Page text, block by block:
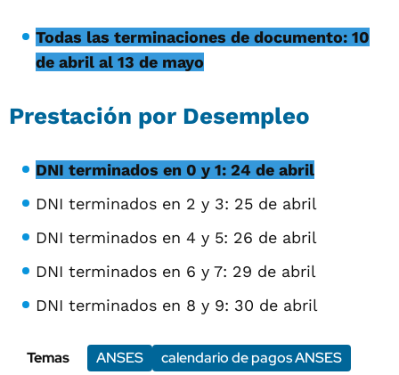
Todas las terminaciones de documento: 10
de abril al 13 de mayo
Prestación por Desempleo
DNI terminados en 0 y 1: 24 de abril
DNI terminados en 2 y 3: 25 de abril
DNI terminados en 4 y 5: 26 de abril
DNI terminados en 6 y 7: 29 de abril
DNI terminados en 8 y 9: 30 de abril
Temas ANSES calendario de pagos ANSES